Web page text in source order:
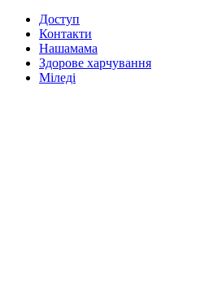
Доступ
Контакти
Нашамама
Здорове харчування
Міледі